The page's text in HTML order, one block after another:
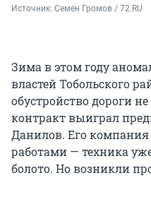
Источник: Семен Громов / 72.RU
Зима в этом году
властей Тобольского
обустройство дороги
контракт выиграл
Данилов. Его
работами — техника
болото. Но возникли